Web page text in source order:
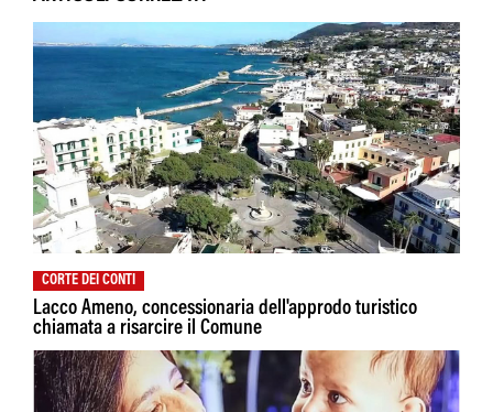
CORTE DEI CONTI
Lacco Ameno, concessionaria dell'approdo turistico
chiamata a risarcire il Comune